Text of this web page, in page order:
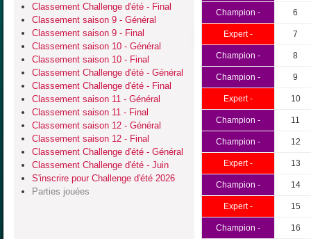
Classement Challenge d'été - Final
Classement saison 9 - Général
Classement saison 9 - Final
Classement saison 10 - Général
Classement saison 10 - Final
Classement Challenge d'été - Général
Classement Challenge d'été - Final
Classement saison 11 - Général
Classement saison 11 - Final
Classement saison 12 - Général
Classement saison 12 - Final
Classement Challenge d'été - Général
Classement Challenge d'été - Juin
S'inscrire pour Challenge d'été 2026
Parties jouées
Champion - 6
Expert - 7
Champion - 8
Champion - 9
Expert - 10
Champion - 11
Champion - 12
Expert - 13
Champion - 14
Expert - 15
Champion - 16